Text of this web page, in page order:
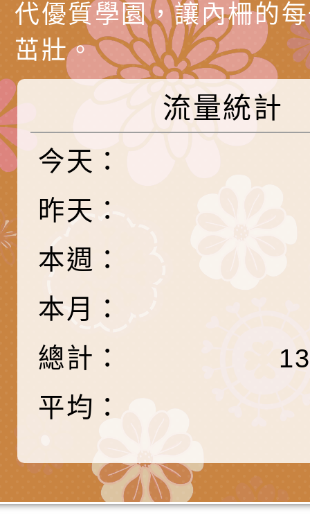
徵件活動」海報
字稿及LCD託播影（
函轉有關身心障礙者
（CRPD）第三次國
約專要文件及附件英
檢送行政院新聞傳播
月份公共服務政策溝
轉知教育部國民及學
辦理「115年度促進
緒學習知能研習」
檢送桃園市政府LED
字稿及LCD託播影片
函轉有關本府新聞處
6月交通安全宣導標
份及道安宣導影像素
有關「115年各賣場
設置防災(颱)專區」
信誼基金會於6／27
【打噴嚏、流鼻水、
0-8歲抗過敏照護指
童過敏免疫專家 林
講】親職講座
檢送桃園市政府LED
字稿及LCD託播影片
檢送桃園市政府家庭
「小桃家6月課程資
約幸福生活-婚前教
坊」、「幸福婚姻系
家庭好時光」海報
檢送桃園市政府LED
字稿及LCD託播影（
轉知財團法人天主教
立蘆葦啟智中心辦理
成果分享會
有關桃園市桃園區西
充實方案：「視」
覺暫留創意應用與實
字稿及LCD託播影（
有關桃園市桃園區新
學辦理115年度區域
「學生申訴及再申訴
代優質學園，讓內柵的
茁壯。
流量統計
今天：
昨天：
本週：
本月：
總計：
平均：